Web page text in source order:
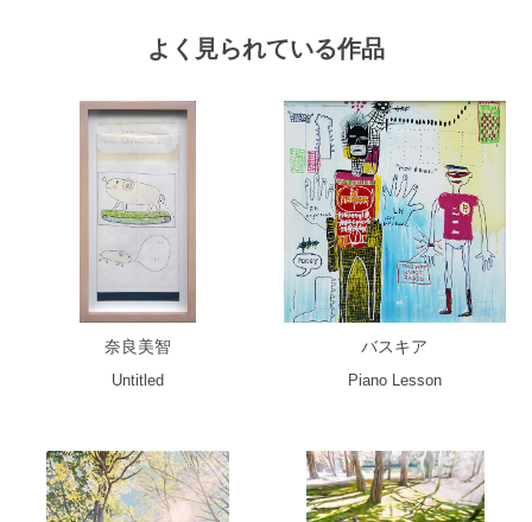
よく見られている作品
奈良美智
Untitled
バスキア
Piano Lesson